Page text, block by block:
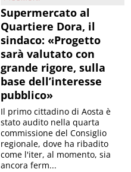
Supermercato al
Quartiere Dora, il
sindaco: «Progetto
sarà valutato con
grande rigore, sulla
base dell’interesse
pubblico»
Il primo cittadino di Aosta è
stato audito nella quarta
commissione del Consiglio
regionale, dove ha ribadito
come l'iter, al momento, sia
ancora ferm...